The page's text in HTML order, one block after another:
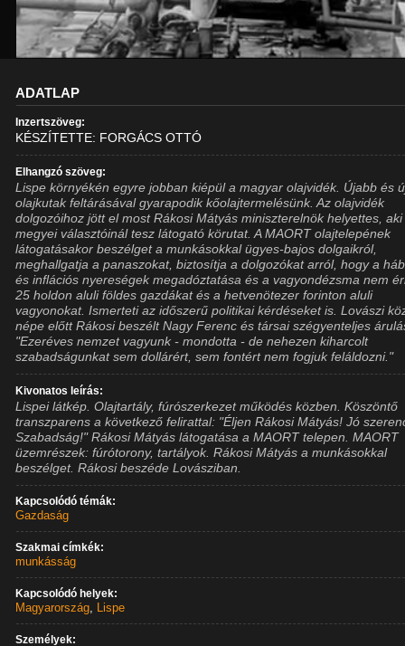
ADATLAP
Inzertszöveg:
KÉSZÍTETTE: FORGÁCS OTTÓ
Elhangzó szöveg:
Lispe környékén egyre jobban kiépül a magyar olajvidék. Újabb és
olajkutak feltárásával gyarapodik kőolajtermelésünk. Az olajvidék
dolgozóihoz jött el most Rákosi Mátyás miniszterelnök helyettes,
megyei választóinál tesz látogató körutat. A MAORT olajtelepének
látogatásakor beszélget a munkásokkal ügyes-bajos dolgaikról,
meghallgatja a panaszokat, biztosítja a dolgozókat arról, hogy a
és inflációs nyereségek megadóztatása és a vagyondézsma nem
25 holdon aluli földes gazdákat és a hetvenötezer forinton aluli
vagyonokat. Ismerteti az időszerű politikai kérdéseket is. Lovászi
népe előtt Rákosi beszélt Nagy Ferenc és társai szégyenteljes
"Ezeréves nemzet vagyunk - mondotta - de nehezen kiharcolt
szabadságunkat sem dollárért, sem fontért nem fogjuk feláldozni."
Kivonatos leírás:
Lispei látkép. Olajtartály, fúrószerkezet működés közben. Köszöntő
transzparens a következő felirattal: "Éljen Rákosi Mátyás! Jó
Szabadság!" Rákosi Mátyás látogatása a MAORT telepen. MAORT
üzemrészek: fúrótorony, tartályok. Rákosi Mátyás a munkásokkal
beszélget. Rákosi beszéde Lovásziban.
Kapcsolódó témák:
Gazdaság
Szakmai címkék:
munkásság
Kapcsolódó helyek:
Magyarország, Lispe
Személyek: